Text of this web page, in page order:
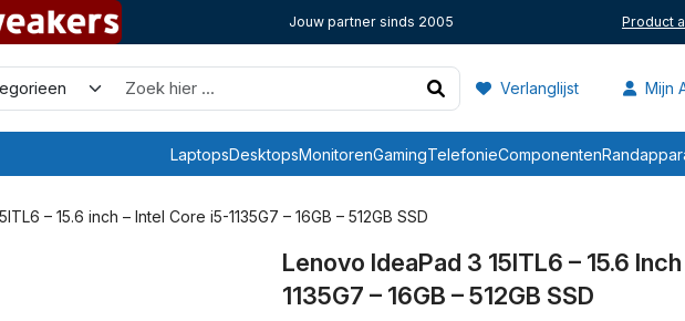
Jouw partner sinds 2005 Product
Verlanglijst Mijn
LaptopsDesktopsMonitorenGamingTelefonieComponenten
– 15.6 inch – Intel Core i5-1135G7 – 16GB – 512GB SSD
Lenovo IdeaPad 3 15ITL6 – 15.6
1135G7 – 16GB – 512GB SSD